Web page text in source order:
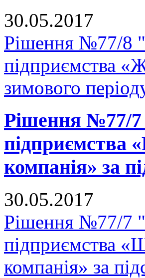
30.05.2017
Рішення №77/8
підприємства
зимового
Рішення №77/7
підприємства
компанія» за
30.05.2017
Рішення №77/7
підприємства
компанія» за